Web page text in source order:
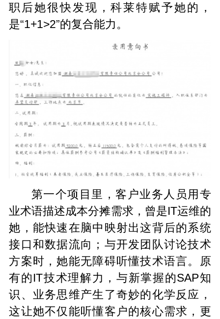
职后她很快发现，科莱特赋予她的，
是“1+1>2”的复合能力。
第一个项目里，客户业务人员用专
业术语描述成本分摊需求，曾是IT运维的
她，能快速在脑中映射出这背后的系统
接口和数据流向；与开发团队讨论技术
方案时，她能无障碍听懂技术语言。原
有的IT技术理解力，与新掌握的SAP知
识、业务思维产生了奇妙的化学反应，
这让她不仅能听懂客户的核心需求，更